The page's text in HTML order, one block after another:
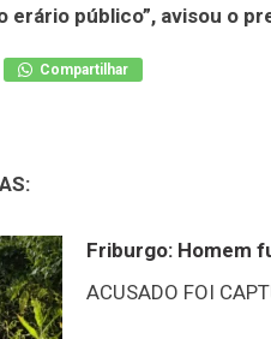
erário público”, avisou o
Compartilhar
Friburgo: Homem
ACUSADO FOI